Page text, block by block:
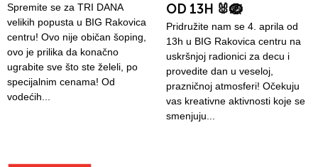
Spremite se za TRI DANA
velikih popusta u BIG Rakovica
centru! Ovo nije običan šoping,
ovo je prilika da konačno
ugrabite sve što ste želeli, po
specijalnim cenama! Od
vodećih...
OD 13H 🐰🪺
Pridružite nam se 4. aprila od
13h u BIG Rakovica centru na
uskršnjoj radionici za decu i
provedite dan u veseloj,
prazničnoj atmosferi! Očekuju
vas kreativne aktivnosti koje se
smenjuju...